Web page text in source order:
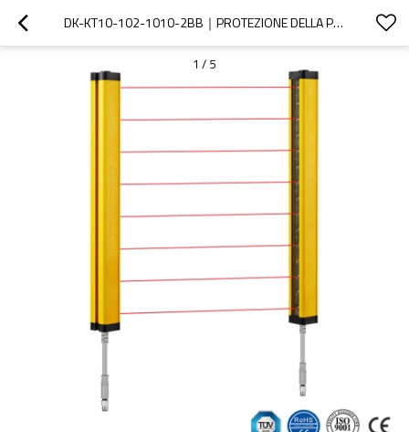
DK-KT10-102-1010-2BB｜PROTEZIONE DELLA PUNZONATRICE｜DADISICK
1 / 5